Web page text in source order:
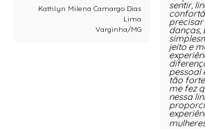
Kathlyn Milena Camargo Dias
Lima
Varginha/MG
sentir,
precisar
danças,
jeito e
pessoal
tão
me fez
nessa